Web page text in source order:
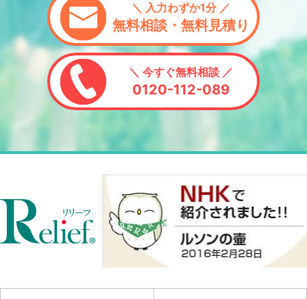
＼ 入力わずか1分 ／
無料相談・無料見積り
＼ 今すぐ無料相談 ／
0120-112-089